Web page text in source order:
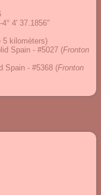
4' 37.1856"
5 kilomèters)
Spain - #5027 (Fronton
Spain - #5368 (Fronton